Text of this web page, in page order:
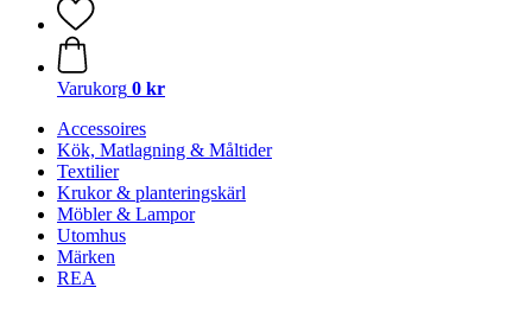
Varukorg 0 kr
Accessoires
Kök, Matlagning & Måltider
Textilier
Krukor & planteringskärl
Möbler & Lampor
Utomhus
Märken
REA